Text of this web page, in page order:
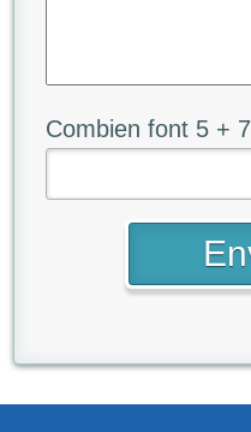
Combien font 5 + 7